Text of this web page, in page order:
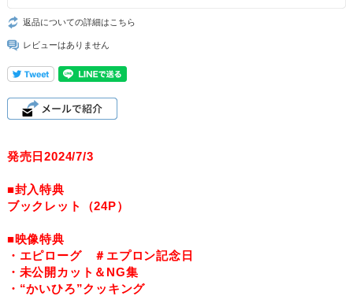
返品についての詳細はこちら
レビューはありません
発売日2024/7/3
■封入特典
ブックレット（24P）
■映像特典
・エピローグ ＃エプロン記念日
・未公開カット＆NG集
・“かいひろ”クッキング